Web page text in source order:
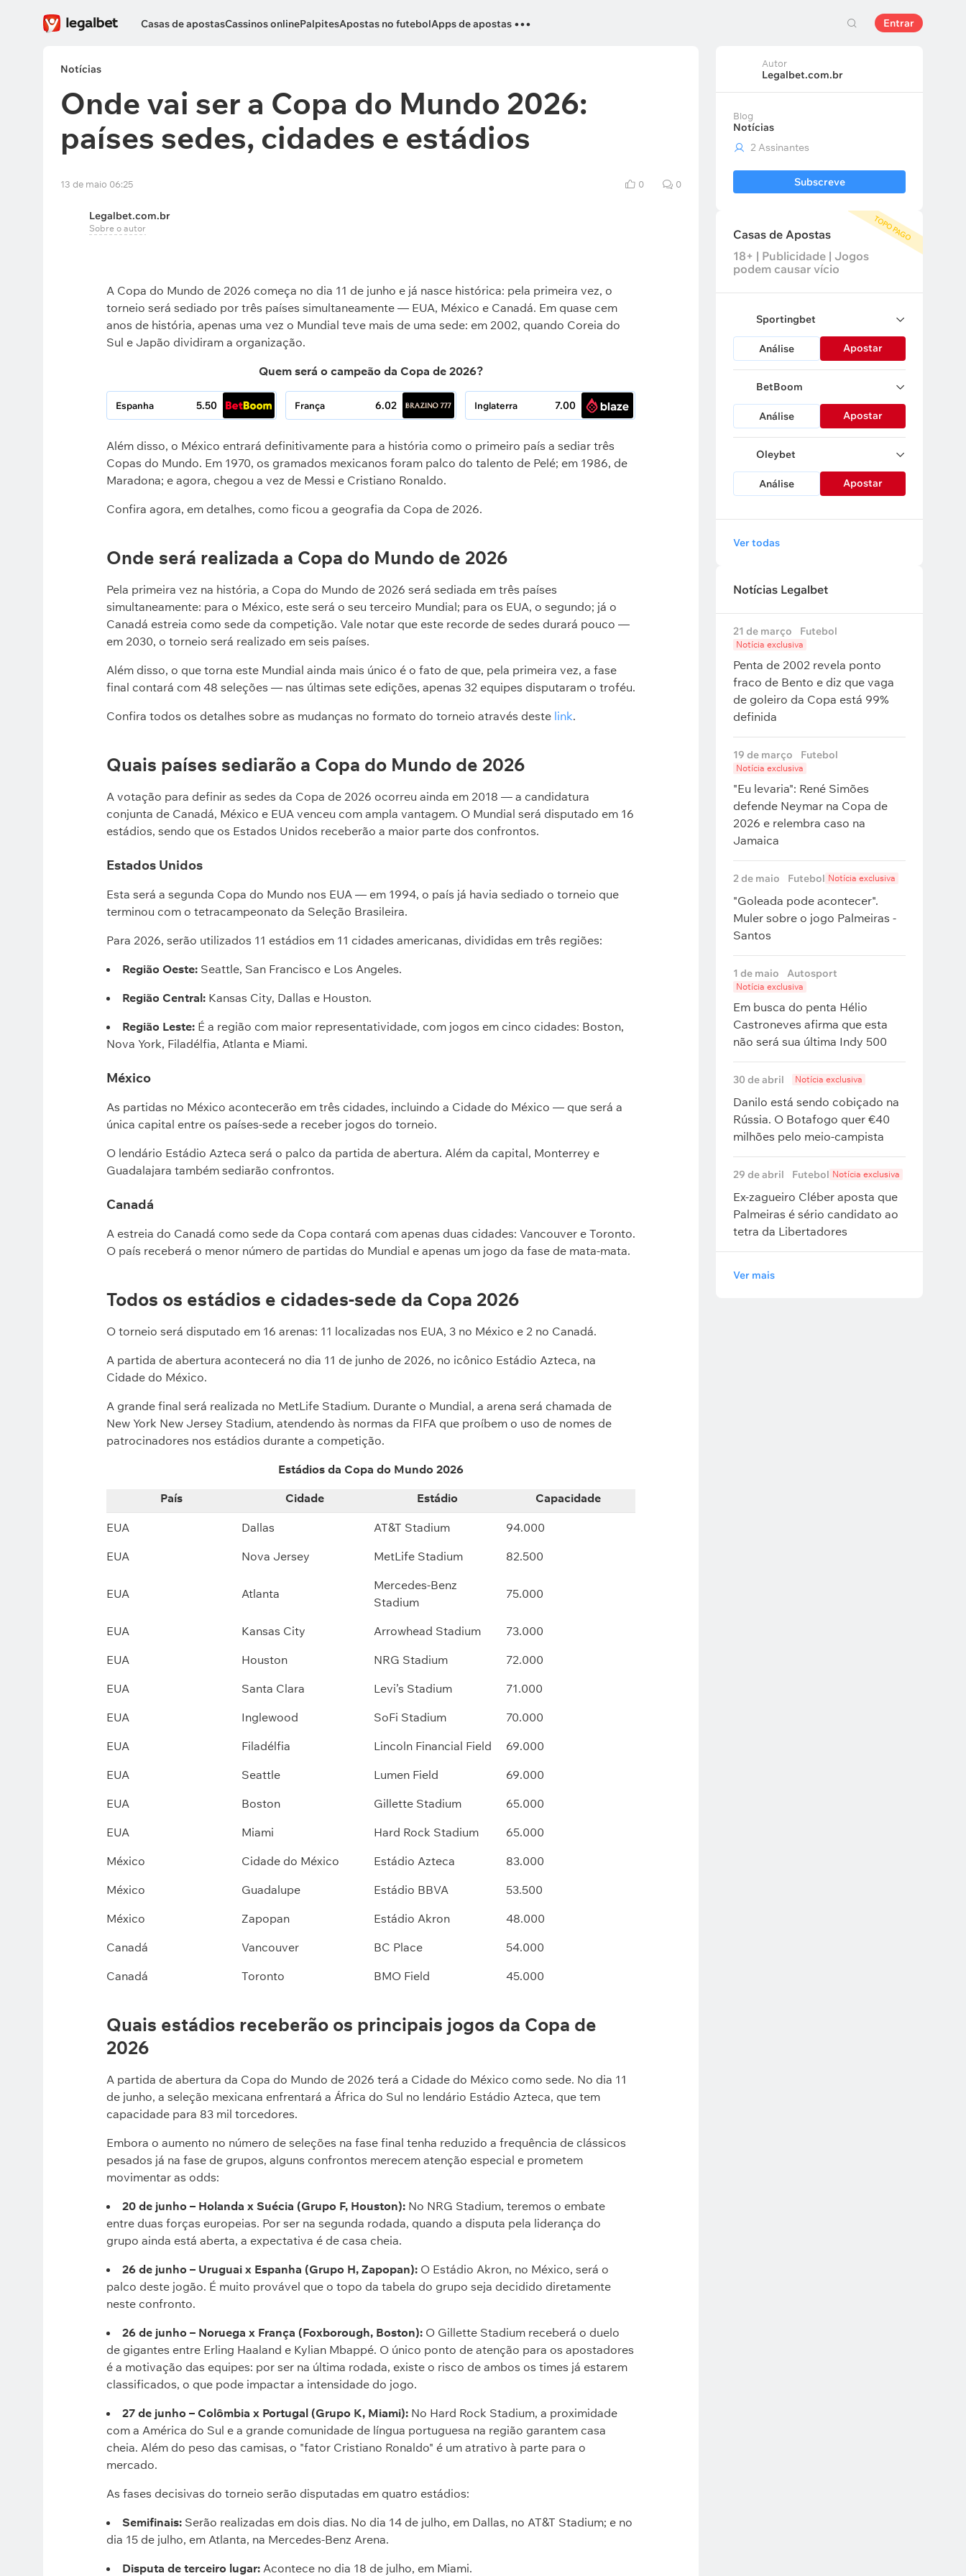
Casas de apostasCassinos onlinePalpitesApostas no futebolApps de apostas ... Entrar
Notícias
Onde vai ser a Copa do Mundo 2026:
países sedes, cidades e estádios
13 de maio 06:25 0 0
Legalbet.com.br
Sobre o autor
A Copa do Mundo de 2026 começa no dia 11 de junho e já nasce histórica: pela primeira vez, o
torneio será sediado por três países simultaneamente — EUA, México e Canadá. Em quase cem
anos de história, apenas uma vez o Mundial teve mais de uma sede: em 2002, quando Coreia do
Sul e Japão dividiram a organização.
Quem será o campeão da Copa de 2026?
Espanha 5.50 França 6.02 Inglaterra 7.00
Além disso, o México entrará definitivamente para a história como o primeiro país a sediar três
Copas do Mundo. Em 1970, os gramados mexicanos foram palco do talento de Pelé; em 1986, de
Maradona; e agora, chegou a vez de Messi e Cristiano Ronaldo.
Confira agora, em detalhes, como ficou a geografia da Copa de 2026.
Onde será realizada a Copa do Mundo de 2026
Pela primeira vez na história, a Copa do Mundo de 2026 será sediada em três países
simultaneamente: para o México, este será o seu terceiro Mundial; para os EUA, o segundo; já o
Canadá estreia como sede da competição. Vale notar que este recorde de sedes durará pouco —
em 2030, o torneio será realizado em seis países.
Além disso, o que torna este Mundial ainda mais único é o fato de que, pela primeira vez, a fase
final contará com 48 seleções — nas últimas sete edições, apenas 32 equipes disputaram o troféu.
Confira todos os detalhes sobre as mudanças no formato do torneio através deste link.
Quais países sediarão a Copa do Mundo de 2026
A votação para definir as sedes da Copa de 2026 ocorreu ainda em 2018 — a candidatura
conjunta de Canadá, México e EUA venceu com ampla vantagem. O Mundial será disputado em 16
estádios, sendo que os Estados Unidos receberão a maior parte dos confrontos.
Estados Unidos
Esta será a segunda Copa do Mundo nos EUA — em 1994, o país já havia sediado o torneio que
terminou com o tetracampeonato da Seleção Brasileira.
Para 2026, serão utilizados 11 estádios em 11 cidades americanas, divididas em três regiões:
Região Oeste: Seattle, San Francisco e Los Angeles.
Região Central: Kansas City, Dallas e Houston.
Região Leste: É a região com maior representatividade, com jogos em cinco cidades: Boston,
Nova York, Filadélfia, Atlanta e Miami.
México
As partidas no México acontecerão em três cidades, incluindo a Cidade do México — que será a
única capital entre os países-sede a receber jogos do torneio.
O lendário Estádio Azteca será o palco da partida de abertura. Além da capital, Monterrey e
Guadalajara também sediarão confrontos.
Canadá
A estreia do Canadá como sede da Copa contará com apenas duas cidades: Vancouver e Toronto.
O país receberá o menor número de partidas do Mundial e apenas um jogo da fase de mata-mata.
Todos os estádios e cidades-sede da Copa 2026
O torneio será disputado em 16 arenas: 11 localizadas nos EUA, 3 no México e 2 no Canadá.
A partida de abertura acontecerá no dia 11 de junho de 2026, no icônico Estádio Azteca, na
Cidade do México.
A grande final será realizada no MetLife Stadium. Durante o Mundial, a arena será chamada de
New York New Jersey Stadium, atendendo às normas da FIFA que proíbem o uso de nomes de
patrocinadores nos estádios durante a competição.
Estádios da Copa do Mundo 2026
País
Cidade Estádio Capacidade
EUA Dallas AT&T Stadium
94.000
EUA
Nova Jersey MetLife Stadium 82.500
EUA Atlanta
Mercedes-Benz
Stadium
75.000
EUA Kansas City Arrowhead Stadium
73.000
EUA
Houston NRG Stadium
72.000
EUA
Santa Clara Levi’s Stadium
71.000
EUA
Inglewood SoFi Stadium
70.000
EUA
Filadélfia Lincoln Financial Field
69.000
EUA
Seattle Lumen Field
69.000
EUA
Boston Gillette Stadium
65.000
EUA
Miami Hard Rock Stadium
65.000
México
Cidade do México Estádio Azteca
83.000
México
Guadalupe Estádio BBVA
53.500
México
Zapopan Estádio Akron
48.000
Canadá
Vancouver BC Place
54.000
Canadá
Toronto BMO Field 45.000
Quais estádios receberão os principais jogos da Copa de
2026
A partida de abertura da Copa do Mundo de 2026 terá a Cidade do México como sede. No dia 11
de junho, a seleção mexicana enfrentará a África do Sul no lendário Estádio Azteca, que tem
capacidade para 83 mil torcedores.
Embora o aumento no número de seleções na fase final tenha reduzido a frequência de clássicos
pesados já na fase de grupos, alguns confrontos merecem atenção especial e prometem
movimentar as odds:
20 de junho – Holanda x Suécia (Grupo F, Houston): No NRG Stadium, teremos o embate
entre duas forças europeias. Por ser na segunda rodada, quando a disputa pela liderança do
grupo ainda está aberta, a expectativa é de casa cheia.
26 de junho – Uruguai x Espanha (Grupo H, Zapopan): O Estádio Akron, no México, será o
palco deste jogão. É muito provável que o topo da tabela do grupo seja decidido diretamente
neste confronto.
26 de junho – Noruega x França (Foxborough, Boston): O Gillette Stadium receberá o duelo
de gigantes entre Erling Haaland e Kylian Mbappé. O único ponto de atenção para os apostadores
é a motivação das equipes: por ser na última rodada, existe o risco de ambos os times já estarem
classificados, o que pode impactar a intensidade do jogo.
27 de junho – Colômbia x Portugal (Grupo K, Miami): No Hard Rock Stadium, a proximidade
com a América do Sul e a grande comunidade de língua portuguesa na região garantem casa
cheia. Além do peso das camisas, o "fator Cristiano Ronaldo" é um atrativo à parte para o
mercado.
As fases decisivas do torneio serão disputadas em quatro estádios:
Semifinais: Serão realizadas em dois dias. No dia 14 de julho, em Dallas, no AT&T Stadium; e no
dia 15 de julho, em Atlanta, na Mercedes-Benz Arena.
Disputa de terceiro lugar: Acontece no dia 18 de julho, em Miami.
Autor
Legalbet.com.br
Blog
Notícias
2 Assinantes
Subscreve
TOPO PAGO
Casas de Apostas
18+ | Publicidade | Jogos
podem causar vício
Sportingbet
Análise Apostar
BetBoom
Análise Apostar
Oleybet
Análise Apostar
Ver todas
Notícias Legalbet
21 de março Futebol
Notícia exclusiva
Penta de 2002 revela ponto
fraco de Bento e diz que vaga
de goleiro da Copa está 99%
definida
19 de março Futebol
Notícia exclusiva
"Eu levaria": René Simões
defende Neymar na Copa de
2026 e relembra caso na
Jamaica
2 de maio Futebol Notícia exclusiva
"Goleada pode acontecer".
Muler sobre o jogo Palmeiras -
Santos
1 de maio Autosport
Notícia exclusiva
Em busca do penta Hélio
Castroneves afirma que esta
não será sua última Indy 500
30 de abril Notícia exclusiva
Danilo está sendo cobiçado na
Rússia. O Botafogo quer €40
milhões pelo meio-campista
29 de abril Futebol Notícia exclusiva
Ex-zagueiro Cléber aposta que
Palmeiras é sério candidato ao
tetra da Libertadores
Ver mais